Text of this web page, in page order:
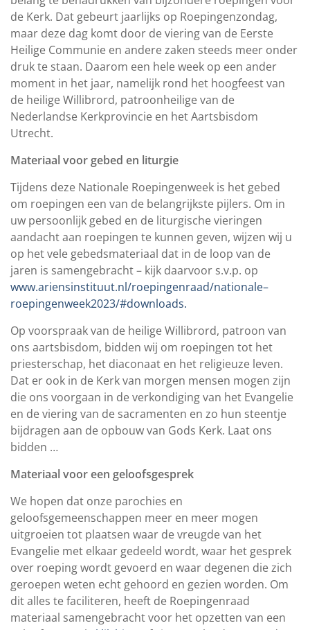
de Kerk. Dat gebeurt jaarlijks op Roepingenzondag,
maar deze dag komt door de viering van de Eerste
Heilige Communie en andere zaken steeds meer onder
druk te staan. Daarom een hele week op een ander
moment in het jaar, namelijk rond het hoogfeest van
de heilige Willibrord, patroonheilige van de
Nederlandse Kerkprovincie en het Aartsbisdom
Utrecht.
Materiaal voor gebed en liturgie
Tijdens deze Nationale Roepingenweek is het gebed
om roepingen een van de belangrijkste pijlers. Om in
uw persoonlijk gebed en de liturgische vieringen
aandacht aan roepingen te kunnen geven, wijzen wij u
op het vele gebedsmateriaal dat in de loop van de
jaren is samengebracht – kijk daarvoor s.v.p. op
www.ariensinstituut.nl/roepingenraad/nationale–
roepingenweek2023/#downloads.
Op voorspraak van de heilige Willibrord, patroon van
ons aartsbisdom, bidden wij om roepingen tot het
priesterschap, het diaconaat en het religieuze leven.
Dat er ook in de Kerk van morgen mensen mogen zijn
die ons voorgaan in de verkondiging van het Evangelie
en de viering van de sacramenten en zo hun steentje
bijdragen aan de opbouw van Gods Kerk. Laat ons
bidden …
Materiaal voor een geloofsgesprek
We hopen dat onze parochies en
geloofsgemeenschappen meer en meer mogen
uitgroeien tot plaatsen waar de vreugde van het
Evangelie met elkaar gedeeld wordt, waar het gesprek
over roeping wordt gevoerd en waar degenen die zich
geroepen weten echt gehoord en gezien worden. Om
dit alles te faciliteren, heeft de Roepingenraad
materiaal samengebracht voor het opzetten van een